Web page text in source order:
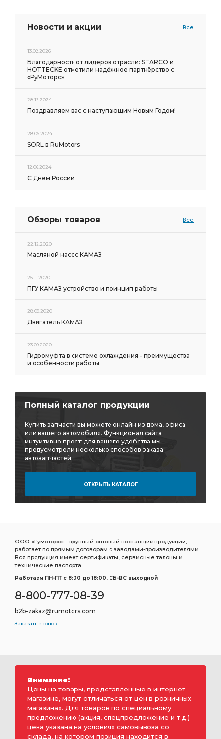
Новости и акции Все
13.02.2026
Благодарность от лидеров отрасли: STARCO и
HOTTECKE отметили надёжное партнёрство с
«РуМоторс»
28.12.2024
Поздравляем вас с наступающим Новым Годом!
28.06.2024
SORL в RuMotors
12.06.2024
С Днем России
Обзоры товаров Все
22.12.2020
Масляной насос КАМАЗ
25.11.2020
ПГУ КАМАЗ устройство и принцип работы
28.09.2020
Двигатель КАМАЗ
23.09.2020
Гидромуфта в системе охлаждения - преимущества
и особенности работы
Полный каталог продукции
Купить запчасти вы можете онлайн из дома, офиса
или вашего автомобиля. Функционал сайта
интуитивно прост: для вашего удобства мы
предусмотрели несколько способов заказа
автозапчастей.
ОТКРЫТЬ КАТАЛОГ
ООО «Румоторс» - крупный оптовый поставщик продукции,
работает по прямым договорам с заводами-производителями.
Вся продукция имеет сертификаты, сервисные талоны и
технические паспорта.
Работаем ПН-ПТ c 8:00 до 18:00, СБ-ВС выходной
8-800-777-08-39
b2b-zakaz@rumotors.com
Заказать звонок
Внимание!
Цены на товары, представленные в интернет-
магазине, могут отличаться от цен в розничных
магазинах. Для товаров по специальному
предложению (акция, спецпредложение и т.д.)
цена указана на условиях самовывоза со
склада, на котором позиция находится в